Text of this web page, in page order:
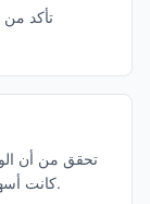
تأكد من
تحقق من أن
كانت أسهم، صناديق مؤشرات، فوركس، أو عملات رقمية.